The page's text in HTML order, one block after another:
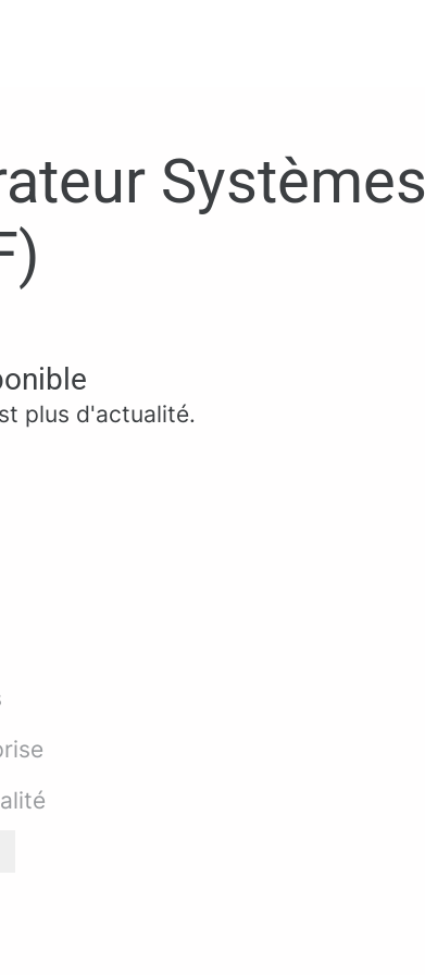
Systèmes
plus d'actualité.